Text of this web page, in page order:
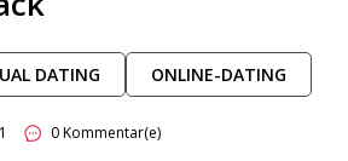
DATING ONLINE-DATING
1 0 Kommentar(e)